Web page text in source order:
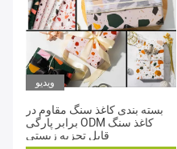
ویدیو
بسته بندی کاغذ سنگ مقاوم در
برابر پارگی ODM کاغذ سنگ
قابل تجزیه زیستی